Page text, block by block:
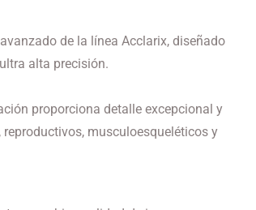
de la línea Acclarix, diseñado
alta precisión.
proporciona detalle excepcional y
musculoesqueléticos y